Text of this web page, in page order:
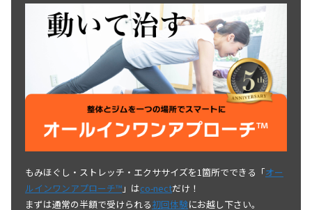
もみほぐし・ストレッチ・エクササイズを1箇所でできる「オー
ルインワンアプローチ™ 」はco-nectだけ！
まずは通常の半額で受けられる初回体験にお越し下さい。